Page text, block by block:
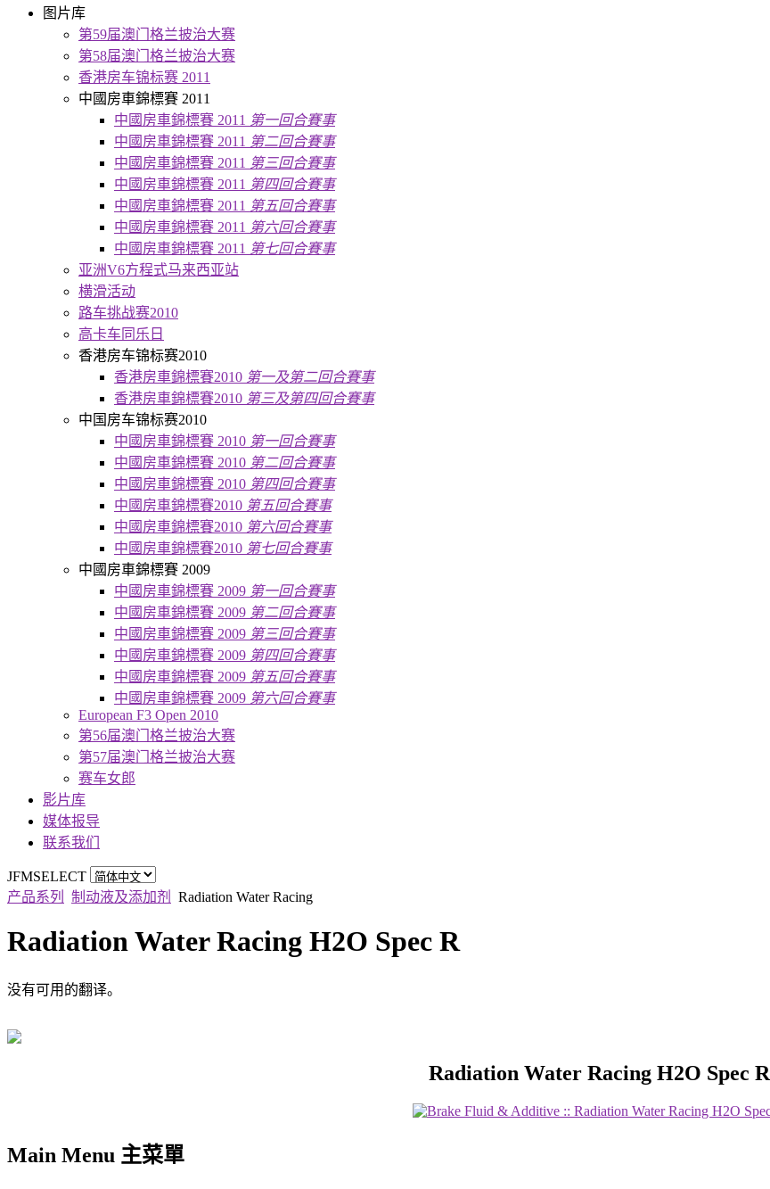
图片库
第59届澳门格兰披治大赛
第58届澳门格兰披治大赛
香港房车锦标赛 2011
中國房車錦標賽 2011
中國房車錦標賽 2011 第一回合賽事
中國房車錦標賽 2011 第二回合賽事
中國房車錦標賽 2011 第三回合賽事
中國房車錦標賽 2011 第四回合賽事
中國房車錦標賽 2011 第五回合賽事
中國房車錦標賽 2011 第六回合賽事
中國房車錦標賽 2011 第七回合賽事
亚洲V6方程式马来西亚站
横滑活动
路车挑战赛2010
高卡车同乐日
香港房车锦标赛2010
香港房車錦標賽2010 第一及第二回合賽事
香港房車錦標賽2010 第三及第四回合賽事
中国房车锦标赛2010
中國房車錦標賽 2010 第一回合賽事
中國房車錦標賽 2010 第二回合賽事
中國房車錦標賽 2010 第四回合賽事
中國房車錦標賽2010 第五回合賽事
中國房車錦標賽2010 第六回合賽事
中國房車錦標賽2010 第七回合賽事
中國房車錦標賽 2009
中國房車錦標賽 2009 第一回合賽事
中國房車錦標賽 2009 第二回合賽事
中國房車錦標賽 2009 第三回合賽事
中國房車錦標賽 2009 第四回合賽事
中國房車錦標賽 2009 第五回合賽事
中國房車錦標賽 2009 第六回合賽事
European F3 Open 2010
第56届澳门格兰披治大赛
第57届澳门格兰披治大赛
赛车女郎
影片库
媒体报导
联系我们
JFMSELECT
产品系列
制动液及添加剂 Radiation Water Racing
Radiation Water Racing H2O Spec R
没有可用的翻译。
Radiation Water Racing H2O Spec R
Main Menu 主菜單